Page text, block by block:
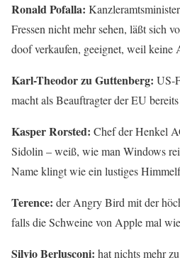
Ronald Pofalla:
Fressen nicht mehr sehen, läßt sich
doof verkaufen, geeignet, weil keine
Karl-Theodor zu Guttenberg: US-
macht als Beauftragter der EU
Kasper Rorsted: Chef der Henkel
Sidolin – weiß, wie man Windows
Name klingt wie ein lustiges
Terence: der Angry Bird mit der
falls die Schweine von Apple mal
Silvio Berlusconi: hat nichts mehr